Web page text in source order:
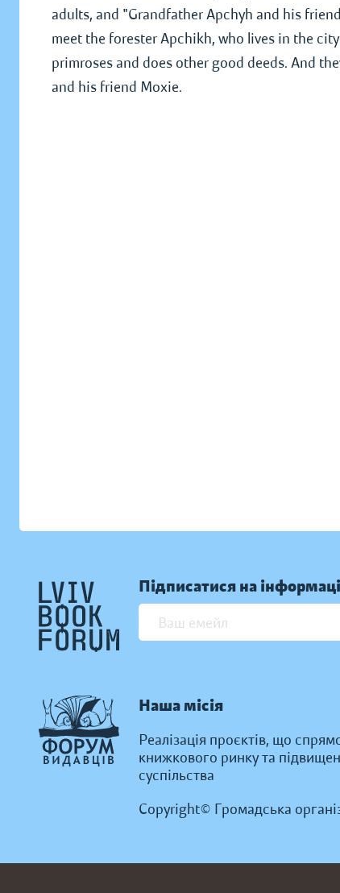
adults, and "Grandfather Apchyh and his
meet the forester Apchikh, who lives in the
primroses and does other good deeds. And
and his friend Moxie.
Підписатися на
Наша місія
Реалізація проєктів, що
книжкового ринку та
суспільства
Copyright© Громадська